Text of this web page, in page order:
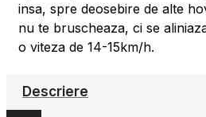
insa, spre deosebire de alte
nu te bruscheaza, ci se
o viteza de 14-15km/h.
Descriere